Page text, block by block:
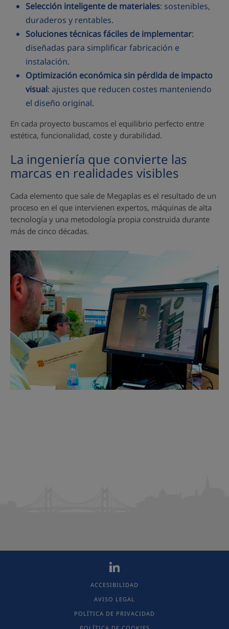
Selección inteligente de materiales: sostenibles,
duraderos y rentables.
Soluciones técnicas fáciles de implementar:
diseñadas para simplificar fabricación e
instalación.
Optimización económica sin pérdida de impacto
visual: ajustes que reducen costes manteniendo
el diseño original.
En cada proyecto buscamos el equilibrio perfecto entre
estética, funcionalidad, coste y durabilidad.
La ingeniería que convierte las
marcas en realidades visibles
Cada elemento que sale de Megaplas es el resultado de un
proceso en el que intervienen expertos, máquinas de alta
tecnología y una metodología propia construida durante
más de cinco décadas.
ACCESIBILIDAD
AVISO LEGAL
POLÍTICA DE PRIVACIDAD